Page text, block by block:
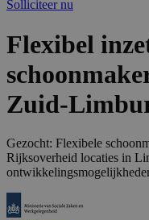
Solliciteer nu
Flexibel
Zuid-
Gezocht: Flexibele
Rijksoverheid locaties in